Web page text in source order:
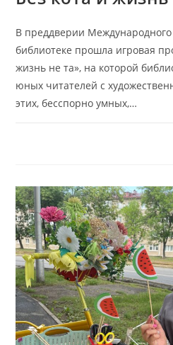
В преддверии Международного
библиотеке прошла игровая
жизнь не та», на которой
юных читателей с
этих, бесспорно умных,…